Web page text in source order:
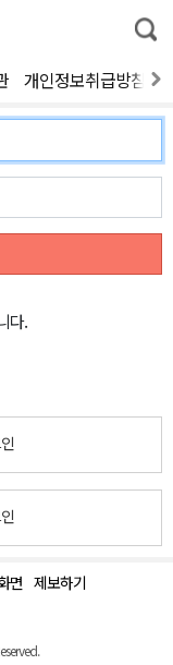
통
합
색
개인정보취급방침
다.
면 제보하기